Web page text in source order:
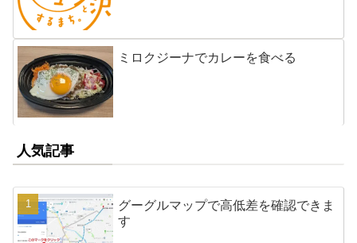
ミロクジーナでカレーを食べる
人気記事
グーグルマップで高低差を確認できま
す